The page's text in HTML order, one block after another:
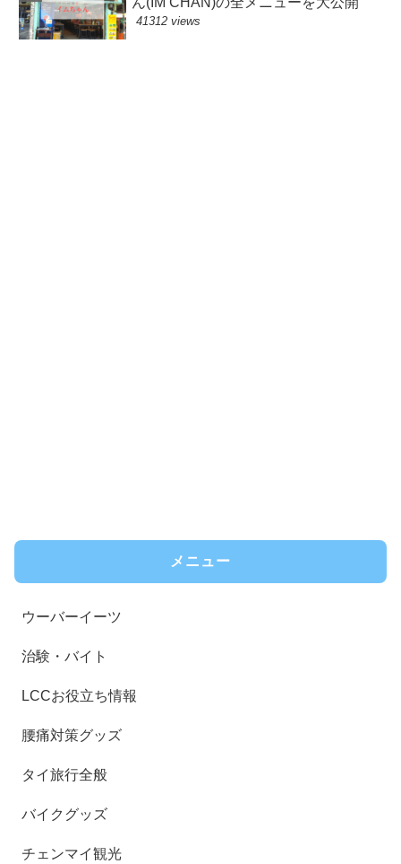
41312 views
メニュー
ウーバーイーツ
治験・バイト
LCCお役立ち情報
腰痛対策グッズ
タイ旅行全般
バイクグッズ
チェンマイ観光